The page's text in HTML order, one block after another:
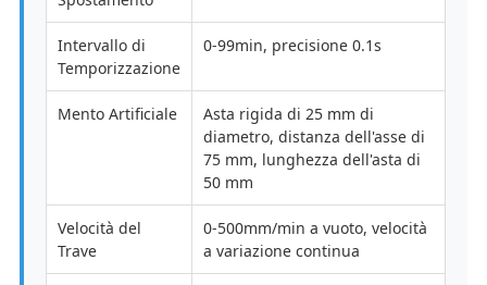
Intervallo di
Temporizzazione
0-99min, precisione 0.1s
Mento Artificiale
Asta rigida di 25 mm di
diametro, distanza dell'asse di
75 mm, lunghezza dell'asta di
50 mm
Velocità del
Trave
0-500mm/min a vuoto, velocità
a variazione continua